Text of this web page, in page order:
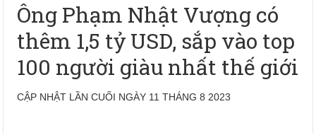
Ông Phạm Nhật Vượng có
thêm 1,5 tỷ USD, sắp vào top
100 người giàu nhất thế giới
CẬP NHẬT LẦN CUỐI NGÀY 11 THÁNG 8 2023